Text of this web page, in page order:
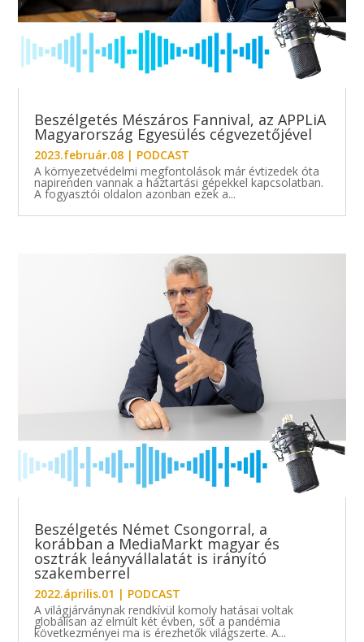
Beszélgetés Mészáros Fannival, az APPLiA
Magyarország Egyesülés cégvezetőjével
2023.február.08 | PODCAST
A környezetvédelmi megfontolások már évtizedek óta
napirenden vannak a háztartási gépekkel kapcsolatban.
A fogyasztói oldalon azonban ezek a...
Beszélgetés Német Csongorral, a
korábban a MediaMarkt magyar és
osztrák leányvállalatát is irányító
szakemberrel
2022.április.01 | PODCAST
A világjárványnak rendkívül komoly hatásai voltak
globálisan az elmúlt két évben, sőt a pandémia
következményei ma is érezhetők világszerte. A...